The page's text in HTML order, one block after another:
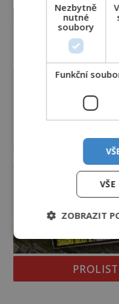
kromě syrových bobů. Příběh se rychle
jednou z největších
po téměř devíti stech
Nezbytně
nutné
soubory
Funkční
ZOBRAZIT